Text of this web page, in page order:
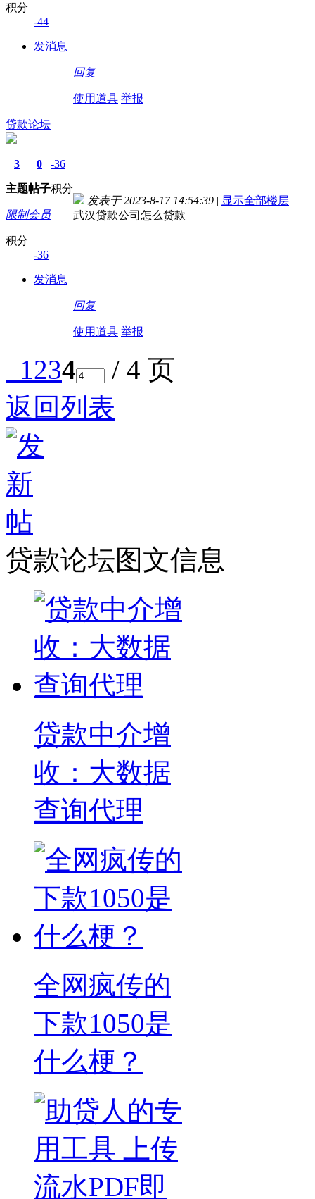
积分
-44
发消息
回复
使用道具 举报
贷款论坛
3
主题
0
帖子
-36
积分
限制会员
积分
-36
发消息
发表于 2023-8-17 14:54:39 | 显示全部楼层
武汉贷款公司怎么贷款
回复
使用道具 举报
1234
/ 4 页
返回列表
贷款论坛图文信息
贷款中介增
收：大数据
查询代理
全网疯传的
下款1050是
什么梗？